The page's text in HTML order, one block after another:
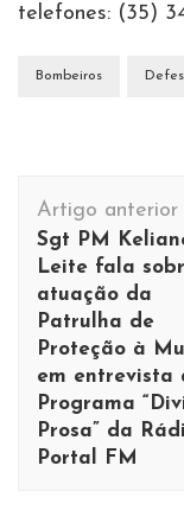
telefones: (35)
Bombeiros
Navegação
de
post
Artigo anterior
Sgt PM
Leite fala
atuação da
Patrulha de
Proteção à
em entrevista
Programa
Prosa” da
Portal FM